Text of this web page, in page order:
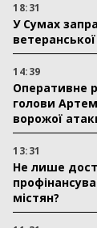
18:31
У Сумах
14:39
Оперативне
голови Артем
ворожої
13:31
Не лише
містян?